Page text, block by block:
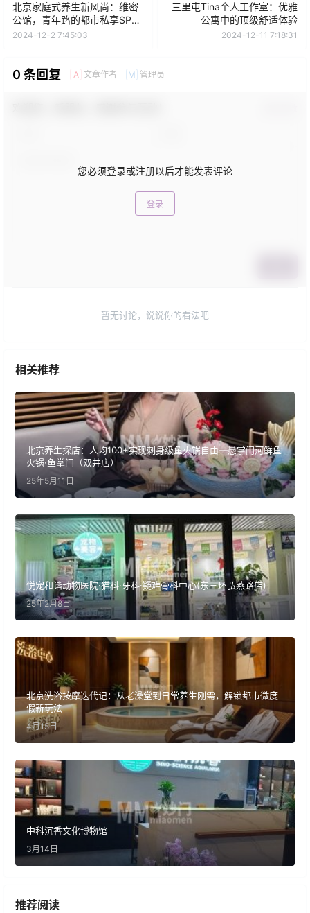
北京家庭式养生新风尚：维密
公馆，青年路的都市私享SPA
空间
2024-12-2 7:45:03
三里屯Tina个人工作室：优雅
公寓中的顶级舒适体验
2024-12-11 7:18:31
0 条回复 A 文章作者 M 管理员
您必须登录或注册以后才能发表评论
登录
暂无讨论，说说你的看法吧
相关推荐
北京养生探店：人均100+实现刺身级鱼火锅自由—愚掌门河鲜鱼
火锅·鱼掌门（双井店）
25年5月11日
悦宠和谐动物医院·猫科·牙科·疑难骨科中心(东三环弘燕路店)
25年2月8日
北京洗浴按摩迭代记：从老澡堂到日常养生刚需，解锁都市微度
假新玩法
4月15日
中科沉香文化博物馆
3月14日
推荐阅读